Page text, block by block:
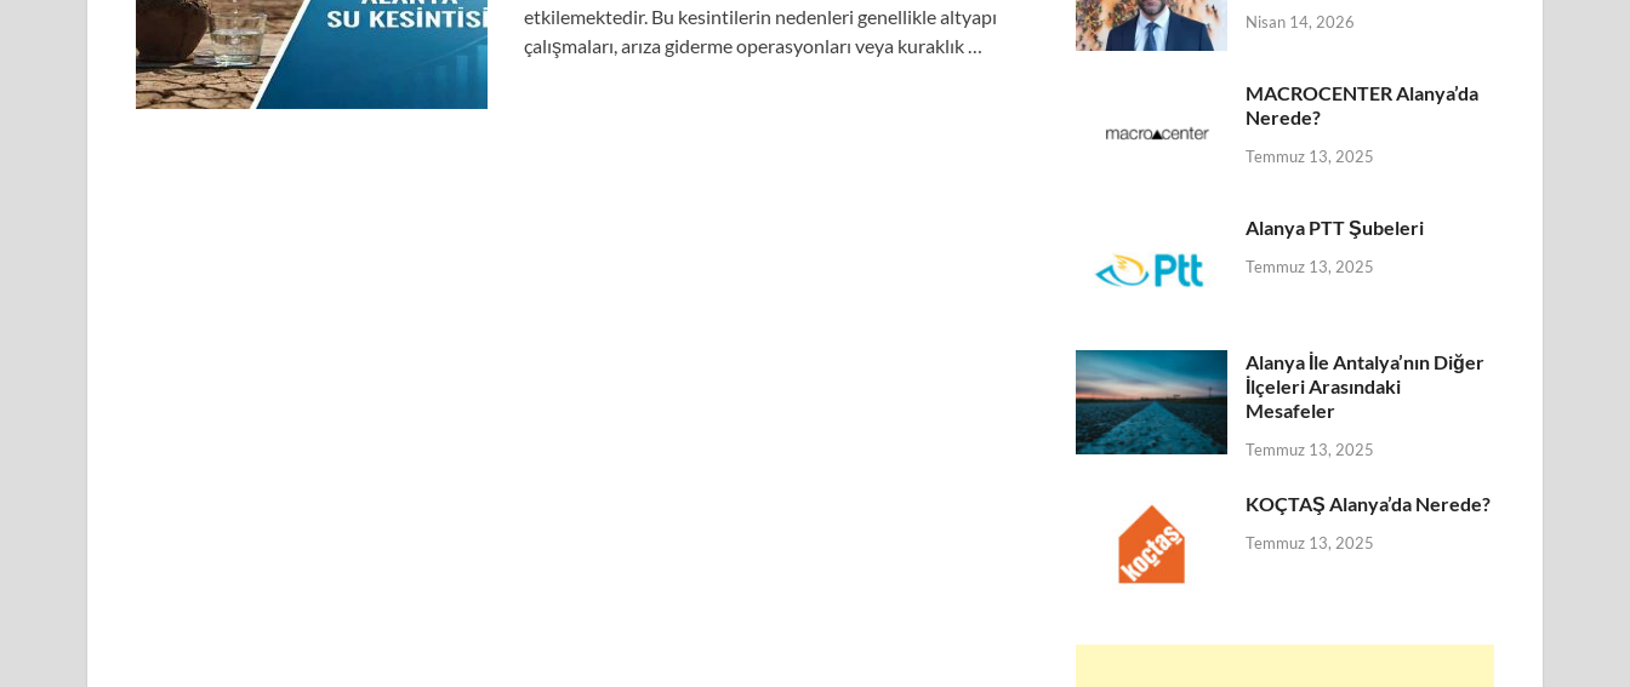
etkilemektedir. Bu kesintilerin nedenleri genellikle altyapı
çalışmaları, arıza giderme operasyonları veya kuraklık …
Nisan 14, 2026
MACROCENTER Alanya’da
Nerede?
Temmuz 13, 2025
Alanya PTT Şubeleri
Temmuz 13, 2025
Alanya İle Antalya’nın Diğer
İlçeleri Arasındaki
Mesafeler
Temmuz 13, 2025
KOÇTAŞ Alanya’da Nerede?
Temmuz 13, 2025